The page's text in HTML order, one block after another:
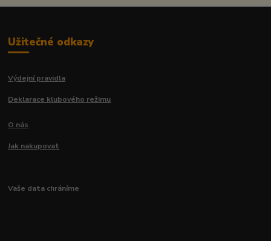
Užitečné odkazy
Výdejní pravidla
Deklarace klubového režimu
O nás
Jak nakupovat
Vaše data chráníme